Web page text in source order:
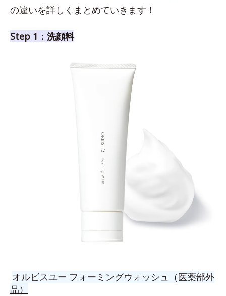
の違いを詳しくまとめていきます！
Step 1：洗顔料
オルビスユー フォーミングウォッシュ（医薬部外
品）